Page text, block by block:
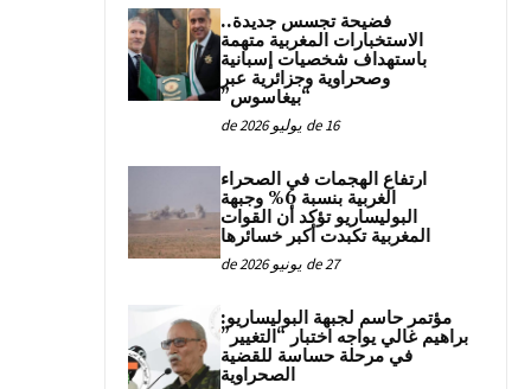
فضيحة تجسس جديدة..
الاستخبارات المغربية متهمة
باستهداف شخصيات إسبانية
وصحراوية وجزائرية عبر
“بيغاسوس”
16 de يوليو de 2026
ارتفاع الهجمات في الصحراء
الغربية بنسبة 6% وجبهة
البوليساريو تؤكد أن القوات
المغربية تكبدت أكبر خسائرها
27 de يونيو de 2026
مؤتمر حاسم لجبهة البوليساريو:
براهيم غالي يواجه اختبار “التغيير”
في مرحلة حساسة للقضية
الصحراوية